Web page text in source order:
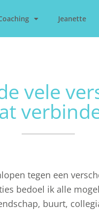
Jeanette
vele
tegen een
bedoel ik alle
buurt,